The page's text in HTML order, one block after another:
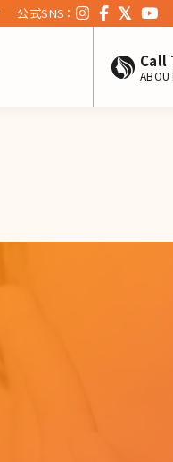
公式SNS：
Call